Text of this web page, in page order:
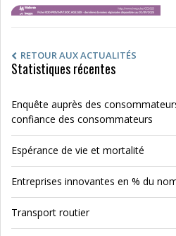
RETOUR AUX ACTUALITÉS
Statistiques récentes
Enquête auprès des
confiance des consommateurs
Espérance de vie et mortalité
Entreprises innovantes en % du
Transport routier